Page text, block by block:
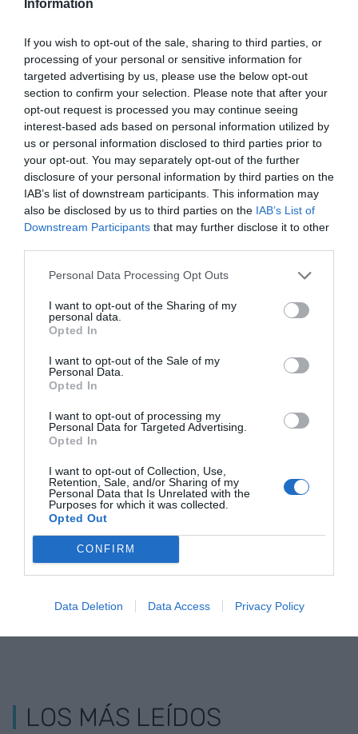
Information
If you wish to opt-out of the sale, sharing to third parties, or
processing of your personal or sensitive information for
targeted advertising by us, please use the below opt-out
section to confirm your selection. Please note that after your
opt-out request is processed you may continue seeing
interest-based ads based on personal information utilized by
us or personal information disclosed to third parties prior to
your opt-out. You may separately opt-out of the further
disclosure of your personal information by third parties on the
IAB’s list of downstream participants. This information may
also be disclosed by us to third parties on the IAB’s List of
Downstream Participants that may further disclose it to other
Personal Data Processing Opt Outs
I want to opt-out of the Sharing of my
personal data.
Opted In
I want to opt-out of the Sale of my
Personal Data.
Opted In
I want to opt-out of processing my
Personal Data for Targeted Advertising.
Opted In
I want to opt-out of Collection, Use,
Retention, Sale, and/or Sharing of my
Personal Data that Is Unrelated with the
Purposes for which it was collected.
Opted Out
CONFIRM
Data Deletion Data Access Privacy Policy
AñadirVIA Empresacomo fuente preferida
de Google de forma gratuita
Mantente informado con las últimas noticias de
actualidad
ACTIVAR AHORA
RELACIONADAS
El Govern facilita
catalanas capten
240 millones de
euros de los fondos
europeos
gestionar los
fondos europeos
un total de
LOS MÁS LEÍDOS